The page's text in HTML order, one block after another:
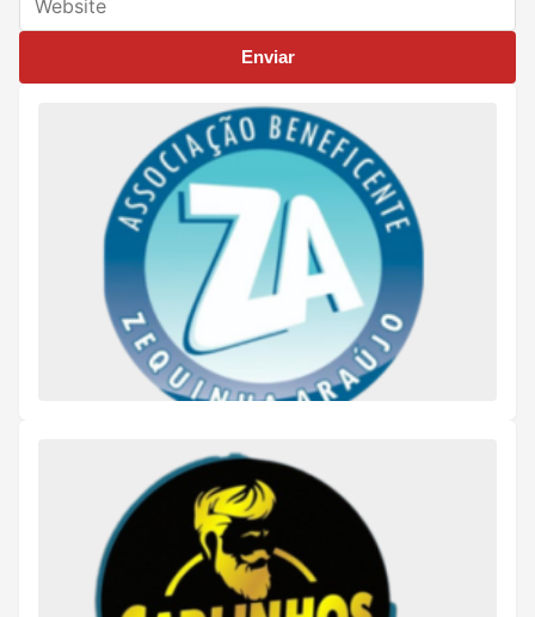
Enviar